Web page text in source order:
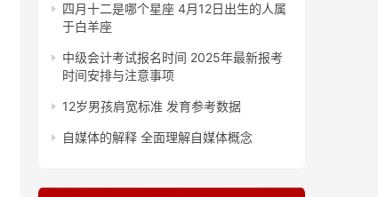
四月十二是哪个星座 4月12日出生的人属
于白羊座
中级会计考试报名时间 2025年最新报考
时间安排与注意事项
12岁男孩肩宽标准 发育参考数据
自媒体的解释 全面理解自媒体概念